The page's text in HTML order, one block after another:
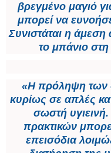
βρεγμένο μαγιό
μπορεί να
Συνιστάται η
το μπάνιο
«Η πρόληψη των
κυρίως σε απλές
σωστή
πρακτικών
επεισόδια